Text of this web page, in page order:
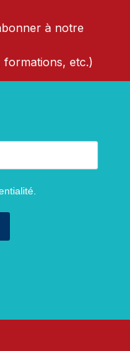
à notre
formations, etc.)